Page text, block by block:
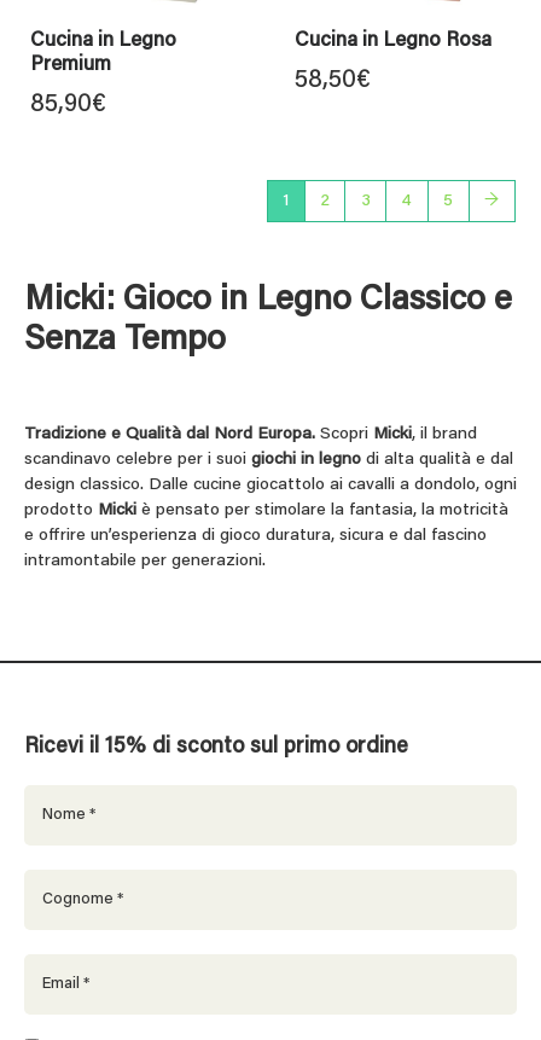
Cucina in Legno
Premium
85,90€
Cucina in Legno Rosa
58,50€
1 2 3 4 5 →
Micki: Gioco in Legno Classico e
Senza Tempo
Tradizione e Qualità dal Nord Europa. Scopri Micki, il brand
scandinavo celebre per i suoi giochi in legno di alta qualità e dal
design classico. Dalle cucine giocattolo ai cavalli a dondolo, ogni
prodotto Micki è pensato per stimolare la fantasia, la motricità
e offrire un’esperienza di gioco duratura, sicura e dal fascino
intramontabile per generazioni.
Ricevi il 15% di sconto sul primo ordine